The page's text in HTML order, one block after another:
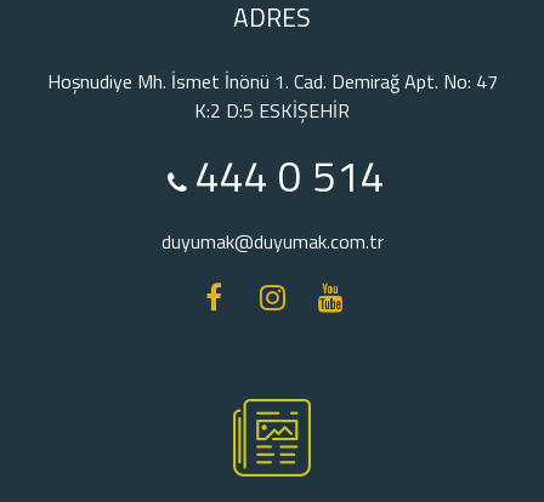
ADRES
Hoşnudiye Mh. İsmet İnönü 1. Cad. Demirağ Apt. No: 47
K:2 D:5 ESKİŞEHİR
444 0 514
duyumak@duyumak.com.tr